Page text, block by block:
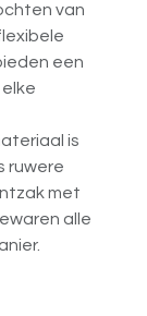
van
een
is
ruwere
met
alle